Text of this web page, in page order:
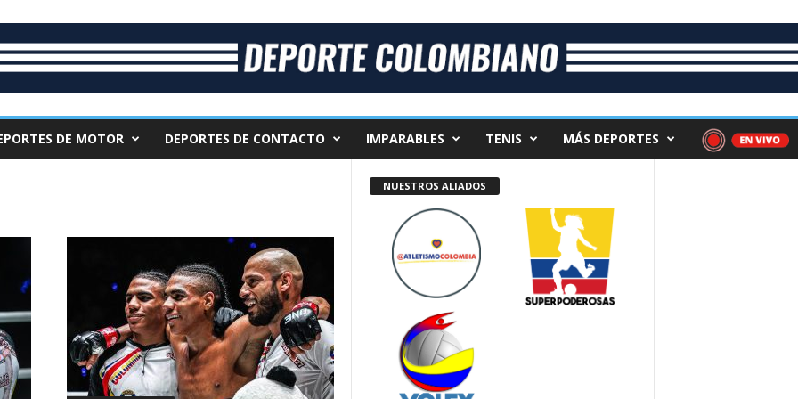
DE MOTOR DEPORTES DE CONTACTO IMPARABLES TENIS MÁS DEPORTES
NUESTROS ALIADOS